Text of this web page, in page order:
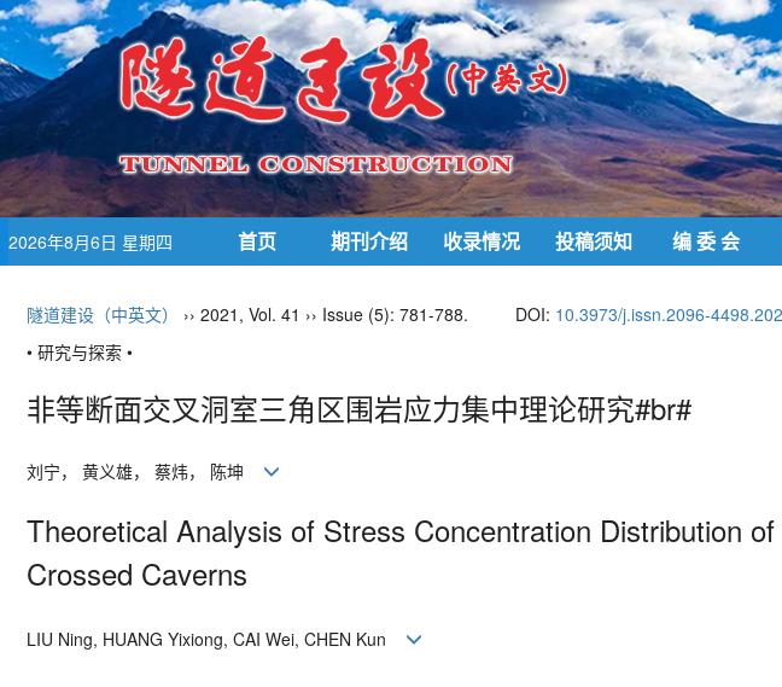
2026年8月6日 星期四 首页 期刊介绍 收录情况 投稿须知 编 委 会
隧道建设（中英文） ›› 2021, Vol. 41 ›› Issue (5): 781-788. DOI: 10.3973/j.issn.2096-
• 研究与探索 •
非等断面交叉洞室三角区围岩应力集中理论研究#br#
刘宁， 黄义雄， 蔡炜， 陈坤
Theoretical Analysis of Stress Concentration Distribution
Crossed Caverns
LIU Ning, HUANG Yixiong, CAI Wei, CHEN Kun